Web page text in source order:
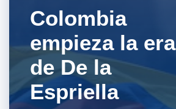
Colombia
empieza la era
de De la
Espriella